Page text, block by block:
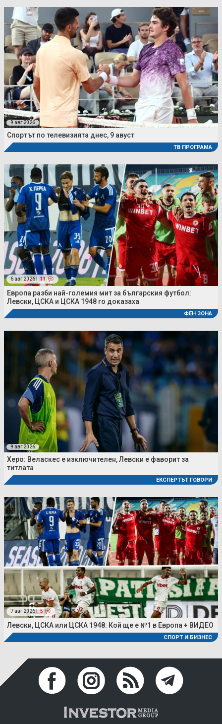
9 авг 2026
Спортът по телевизията днес, 9 авуст
ТВ ПРОГРАМА
6 авг 2026 | 11
Европа разби най-големия мит за българския футбол:
Левски, ЦСКА и ЦСКА 1948 го доказаха
ФЕН ЗОНА
9 авг 2026
Херо: Веласкес е изключителен, Левски е фаворит за
титлата
ЕКСПЕРТЪТ ГОВОРИ
7 авг 2026 | 5
Левски, ЦСКА или ЦСКА 1948: Кой ще е №1 в Европа + ВИДЕО
СПОРТ И БИЗНЕС